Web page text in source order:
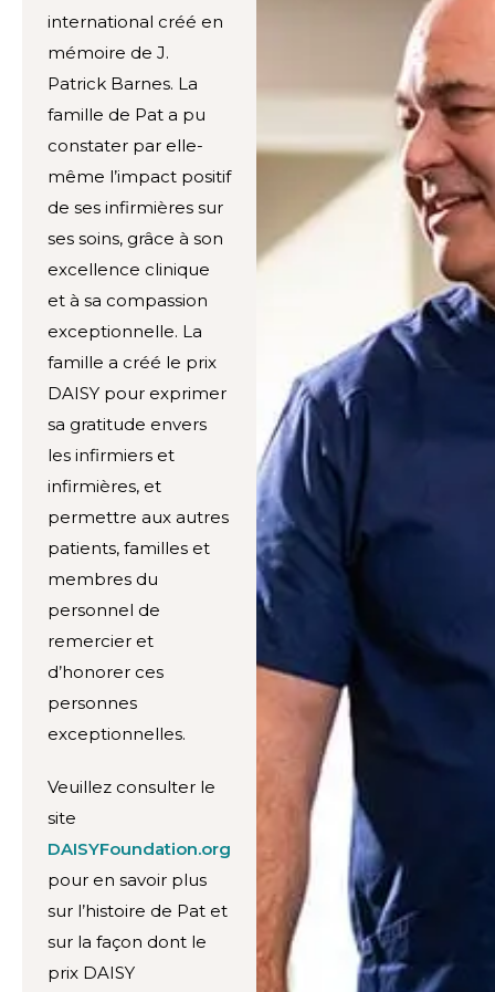
international créé en
mémoire de J.
Patrick Barnes. La
famille de Pat a pu
constater par elle-
même l’impact positif
de ses infirmières sur
ses soins, grâce à son
excellence clinique
et à sa compassion
exceptionnelle. La
famille a créé le prix
DAISY pour exprimer
sa gratitude envers
les infirmiers et
infirmières, et
permettre aux autres
patients, familles et
membres du
personnel de
remercier et
d’honorer ces
personnes
exceptionnelles.
Veuillez consulter le
site
DAISYFoundation.org
pour en savoir plus
sur l’histoire de Pat et
sur la façon dont le
prix DAISY